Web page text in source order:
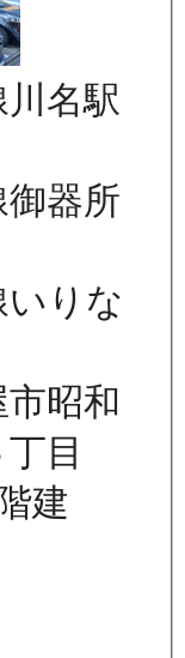
名駅
器所
りな
昭和
目
建